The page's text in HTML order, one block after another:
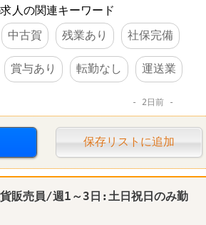
人の関連キーワード
中古賀 残業あり 社保完備
賞与あり 転勤なし 運送業
2日前
保存リストに追加
販売員/週1～3日:土日祝日のみ勤